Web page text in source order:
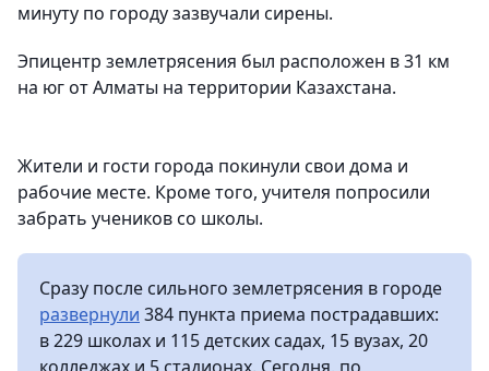
минуту по городу зазвучали сирены.
Эпицентр землетрясения был расположен в 31 км
на юг от Алматы на территории Казахстана.
Жители и гости города покинули свои дома и
рабочие месте. Кроме того, учителя попросили
забрать учеников со школы.
Сразу после сильного землетрясения в городе
развернули 384 пункта приема пострадавших:
в 229 школах и 115 детских садах, 15 вузах, 20